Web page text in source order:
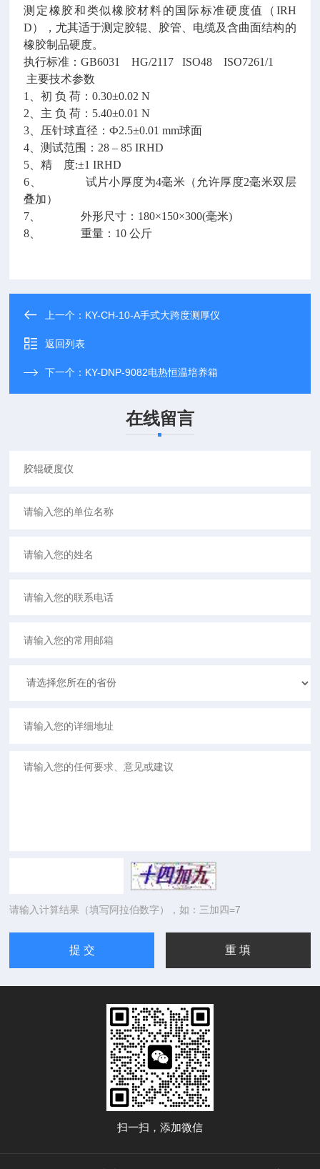
测定橡胶和类似橡胶材料的国际标准硬度值（IRH
D），尤其适于测定胶辊、胶管、电缆及含曲面结构的
橡胶制品硬度。
执行标准：GB6031 HG/2117 ISO48 ISO7261/1
主要技术参数
1、初 负 荷：0.30±0.02 N
2、主 负 荷：5.40±0.01 N
3、压针球直径：Ф2.5±0.01 mm球面
4、测试范围：28 – 85 IRHD
5、精 度:±1 IRHD
6、 试片小厚度为4毫米（允许厚度2毫米双层
叠加）
7、 外形尺寸：180×150×300(毫米)
8、 重量：10 公斤
上一个： KY-CH-10-A手式大跨度测厚仪
返回列表
下一个： KY-DNP-9082电热恒温培养箱
在线留言
请输入计算结果（填写阿拉伯数字），如：三加四=7
扫一扫，添加微信